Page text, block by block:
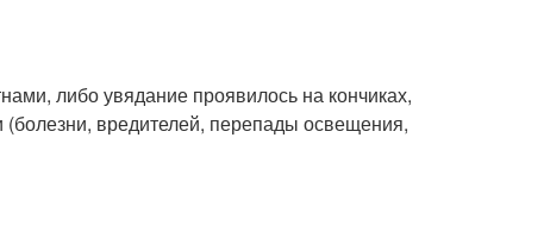
либо увядание проявилось на кончиках,
вредителей, перепады освещения,